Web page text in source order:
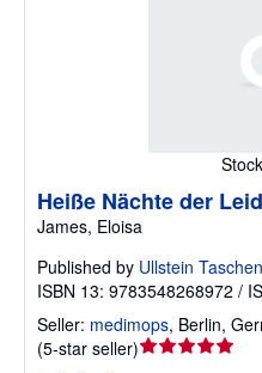
Heiße Nächte der
James, Eloisa
Published by Ullstein
ISBN 13: 9783548268972 /
Seller: medimops, Berlin,
(5-star seller)Seller